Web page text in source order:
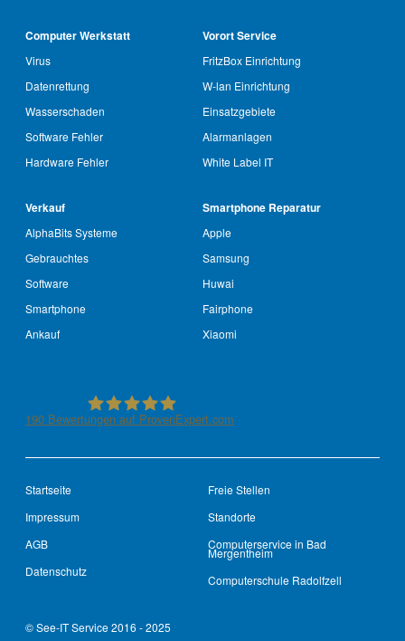
Computer Werkstatt
Virus
Datenrettung
Wasserschaden
Software Fehler
Hardware Fehler
Vorort Service
FritzBox Einrichtung
W-lan Einrichtung
Einsatzgebiete
Alarmanlagen
White Label IT
Verkauf
AlphaBits Systeme
Gebrauchtes
Software
Smartphone
Ankauf
Smartphone Reparatur
Apple
Samsung
Huwai
Fairphone
Xiaomi
See-IT-Service
190 Bewertungen auf ProvenExpert.com
Startseite
Impressum
AGB
Datenschutz
Freie Stellen
Standorte
Computerservice in Bad
Mergentheim
Computerschule Radolfzell
© See-IT Service 2016 - 2025